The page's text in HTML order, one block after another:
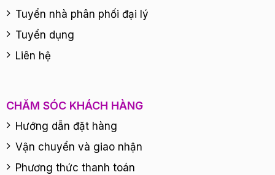
Tuyển nhà phân phối đại lý
Tuyển dụng
Liên hệ
CHĂM SÓC KHÁCH HÀNG
Hướng dẫn đặt hàng
Vận chuyển và giao nhận
Phương thức thanh toán